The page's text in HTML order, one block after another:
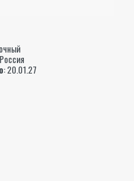
: 20.01.27